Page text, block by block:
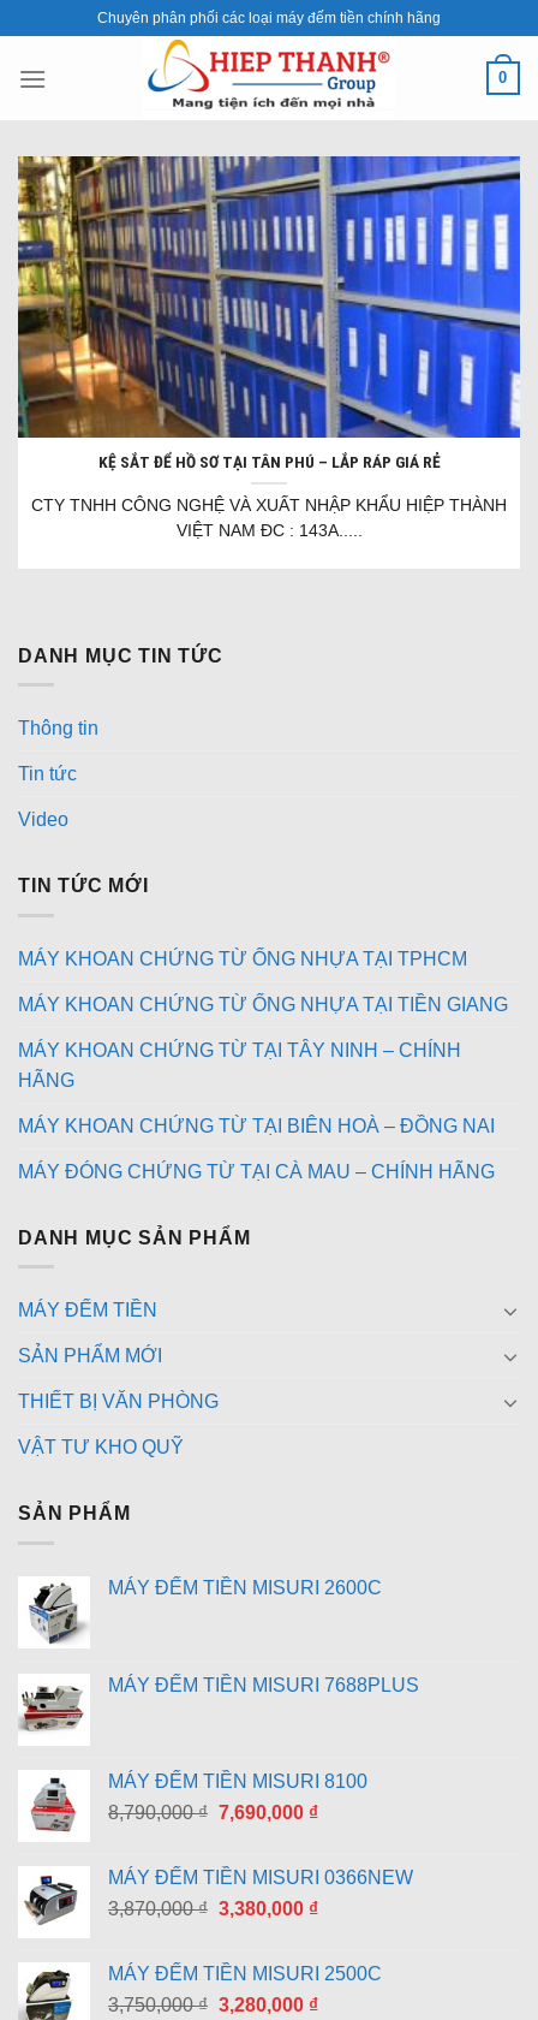
content
Chuyên phân phối các loại máy đếm tiền chính hãng
0
KỆ SẮT ĐỂ HỒ SƠ TẠI TÂN PHÚ – LẮP RÁP GIÁ RẺ
CTY TNHH CÔNG NGHỆ VÀ XUẤT NHẬP KHẨU HIỆP THÀNH
VIỆT NAM ĐC : 143A.....
DANH MỤC TIN TỨC
Thông tin
Tin tức
Video
TIN TỨC MỚI
MÁY KHOAN CHỨNG TỪ ỐNG NHỰA TẠI TPHCM
MÁY KHOAN CHỨNG TỪ ỐNG NHỰA TẠI TIỀN GIANG
MÁY KHOAN CHỨNG TỪ TẠI TÂY NINH – CHÍNH
HÃNG
MÁY KHOAN CHỨNG TỪ TẠI BIÊN HOÀ – ĐỒNG NAI
MÁY ĐÓNG CHỨNG TỪ TẠI CÀ MAU – CHÍNH HÃNG
DANH MỤC SẢN PHẨM
MÁY ĐẾM TIỀN
SẢN PHẨM MỚI
THIẾT BỊ VĂN PHÒNG
VẬT TƯ KHO QUỸ
SẢN PHẨM
MÁY ĐẾM TIỀN MISURI 2600C
MÁY ĐẾM TIỀN MISURI 7688PLUS
MÁY ĐẾM TIỀN MISURI 8100
8,790,000₫ Giá
là:
8,790,000 ₫.
7,690,000 ₫Giá
là:
7,690,000 ₫.
MÁY ĐẾM TIỀN MISURI 0366NEW
3,870,000₫ Giá
là:
3,870,000 ₫.
3,380,000 ₫Giá
là:
3,380,000 ₫.
MÁY ĐẾM TIỀN MISURI 2500C
3,750,000₫ Giá
3,280,000 ₫Giá